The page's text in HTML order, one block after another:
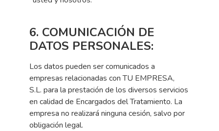
6. COMUNICACIÓN DE
DATOS PERSONALES:
Los datos pueden ser comunicados a
empresas relacionadas con TU EMPRESA,
S.L. para la prestación de los diversos servicios
en calidad de Encargados del Tratamiento. La
empresa no realizará ninguna cesión, salvo por
obligación legal.